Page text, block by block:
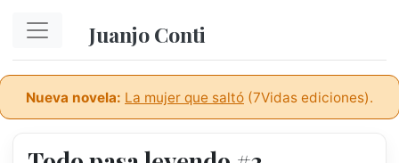
Juanjo Conti
Nueva novela: La mujer que saltó (7Vidas ediciones).